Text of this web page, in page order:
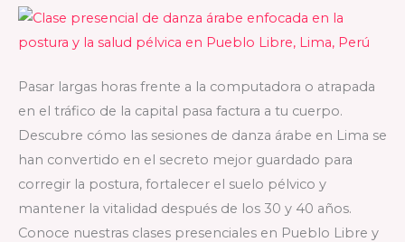
Pasar largas horas frente a la computadora o atrapada
en el tráfico de la capital pasa factura a tu cuerpo.
Descubre cómo las sesiones de danza árabe en Lima se
han convertido en el secreto mejor guardado para
corregir la postura, fortalecer el suelo pélvico y
mantener la vitalidad después de los 30 y 40 años.
Conoce nuestras clases presenciales en Pueblo Libre y
cuerpo
los
30
y
40
años
en
Lima